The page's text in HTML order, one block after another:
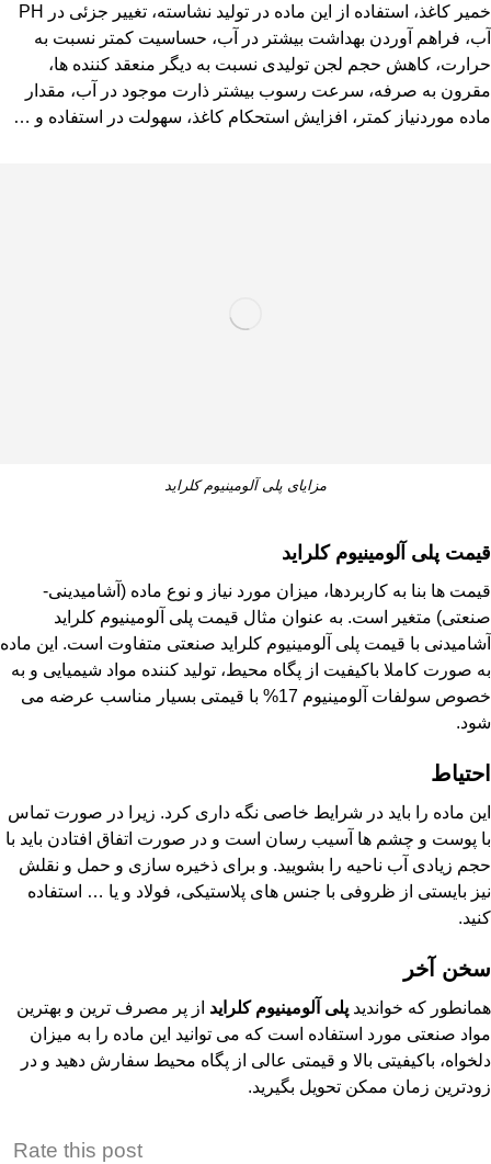
خمیر کاغذ، استفاده از این ماده در تولید نشاسته، تغییر جزئی در PH
آب، فراهم آوردن بهداشت بیشتر در آب، حساسیت کمتر نسبت به
حرارت، کاهش حجم لجن تولیدی نسبت به دیگر منعقد کننده ها،
مقرون به صرفه، سرعت رسوب بیشتر ذارت موجود در آب، مقدار
ماده موردنیاز کمتر، افزایش استحکام کاغذ، سهولت در استفاده و …
مزایای پلی آلومینیوم کلراید
قیمت پلی آلومینیوم کلراید
قیمت ها بنا به کاربردها، میزان مورد نیاز و نوع ماده (آشامیدینی-
صنعتی) متغیر است. به عنوان مثال قیمت پلی آلومینیوم کلراید
آشامیدنی با قیمت پلی آلومینیوم کلراید صنعتی متفاوت است. این ماده
به صورت کاملا باکیفیت از پگاه محیط، تولید کننده مواد شیمیایی و به
خصوص سولفات آلومینیوم
17% با قیمتی بسیار مناسب عرضه می
شود.
احتیاط
این ماده را باید در شرایط خاصی نگه داری کرد. زیرا در صورت تماس
با پوست و چشم ها آسیب رسان است و در صورت اتفاق افتادن باید با
حجم زیادی آب ناحیه را بشویید. و برای ذخیره سازی و حمل و نقلش
نیز بایستی از ظروفی با جنس های پلاستیکی، فولاد و یا … استفاده
کنید.
سخن آخر
همانطور که خواندید پلی آلومینیوم کلراید از پر مصرف ترین و بهترین
مواد صنعتی مورد استفاده است که می توانید این ماده را به میزان
دلخواه، باکیفیتی بالا و قیمتی عالی از پگاه محیط سفارش دهید و در
زودترین زمان ممکن تحویل بگیرید.
Rate this post